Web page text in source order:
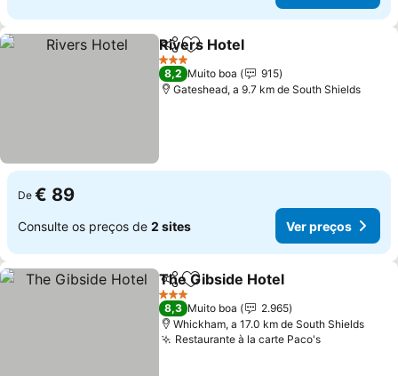
PartilharAdicionar aos favoritos
Rivers Hotel
3 Estrelas
8,2 Muito boa
915
Gateshead, a 9.7 km de South Shields
De € 89
Consulte os preços de 2 sites Ver preços
PartilharAdicionar aos favoritos
The Gibside Hotel
3 Estrelas
8,3 Muito boa
2.965
Whickham, a 17.0 km de South Shields
Restaurante à la carte Paco'sVer preços